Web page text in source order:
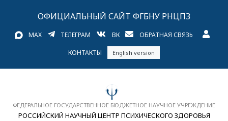
ОФИЦИАЛЬНЫЙ САЙТ ФГБНУ РНЦПЗ
MAX ТЕЛЕГРАМ ВК ОБРАТНАЯ СВЯЗЬ
КОНТАКТЫ English version
ФЕДЕРАЛЬНОЕ ГОСУДАРСТВЕННОЕ БЮДЖЕТНОЕ НАУЧНОЕ УЧРЕЖДЕНИЕ
РОССИЙСКИЙ НАУЧНЫЙ ЦЕНТР ПСИХИЧЕСКОГО ЗДОРОВЬЯ